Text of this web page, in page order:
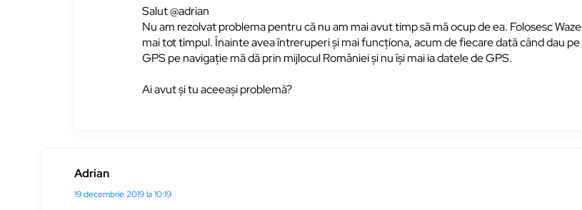
Salut @adrian
Nu am rezolvat problema pentru că nu am mai avut timp să mă ocup de ea. Folosesc Waze
mai tot timpul. Înainte avea întreruperi și mai funcționa, acum de fiecare dată când dau pe
GPS pe navigație mă dă prin mijlocul României și nu își mai ia datele de GPS.
Ai avut și tu aceeași problemă?
Adrian
19 decembrie 2019 la 10:19